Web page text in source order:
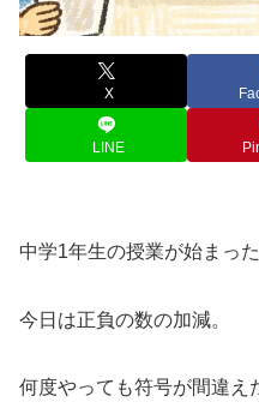
X
LINE
中学1年生の授業が始まった
今日は正負の数の加減。
何度やっても符号が間違え